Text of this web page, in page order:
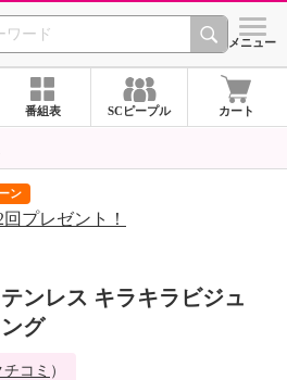
CHANNEL シメニュー
番組表 SCピープル カート
ン
プレゼント！
ンレス キラキラビジュ
グ
コミ ）